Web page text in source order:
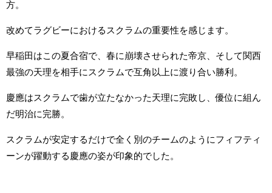
方。
改めてラグビーにおけるスクラムの重要性を感じます。
早稲田はこの夏合宿で、春に崩壊させられた帝京、そして関西
最強の天理を相手にスクラムで互角以上に渡り合い勝利。
慶應はスクラムで歯が立たなかった天理に完敗し、優位に組ん
だ明治に完勝。
スクラムが安定するだけで全く別のチームのようにフィフティ
ーンが躍動する慶應の姿が印象的でした。